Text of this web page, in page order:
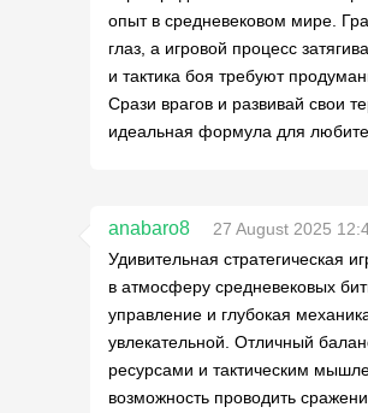
опыт в средневековом мире.
глаз, а игровой процесс
и тактика боя требуют
Срази врагов и развивай свои
идеальная формула для
anabaro8
27 August 2025
Удивительная стратегическая
в атмосферу средневековых
управление и глубокая
увлекательной. Отличный
ресурсами и тактическим
возможность проводить